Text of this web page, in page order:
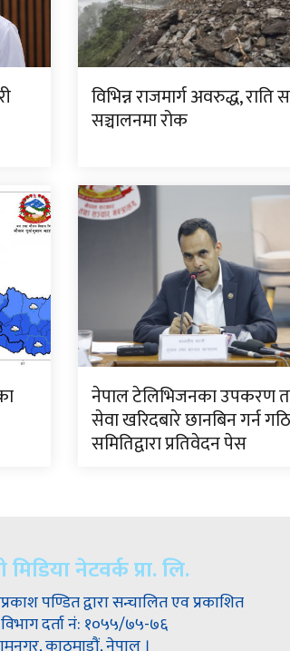
विभिन्न राजमार्ग अवरुद्ध, राति
सञ्चालनमा रोक
नेपाल टेलिभिजनका उपकरण
सेवा खरिदबारे छानबिन गर्न
समितिद्वारा प्रतिवेदन पेस
नेटवर्क प्रा. लि.
पण्डित द्वारा सन्चालित एव प्रकाशित
दर्ता नं: १०५५/७५-७६